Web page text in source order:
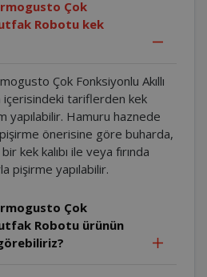
Çok
Robotu kek
Çok Fonksiyonlu Akıllı
içerisindeki tariflerden kek
yapılabilir. Hamuru haznede
önerisine göre buharda,
kek kalıbı ile veya fırında
pişirme yapılabilir.
Çok
Robotu ürünün